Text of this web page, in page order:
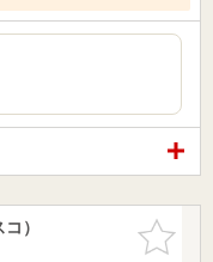
お気に入
りに追加
）